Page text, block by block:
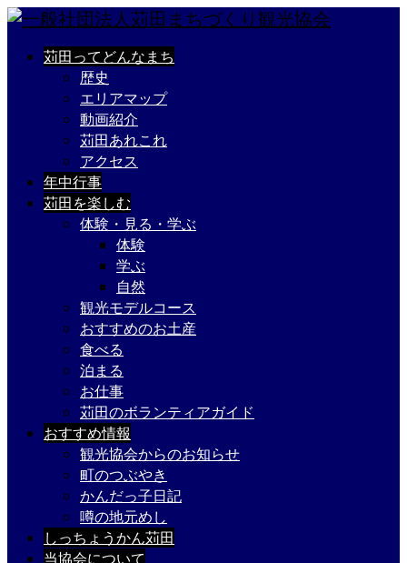
苅田ってどんなまち
歴史
エリアマップ
動画紹介
苅田あれこれ
アクセス
年中行事
苅田を楽しむ
体験・見る・学ぶ
体験
学ぶ
自然
観光モデルコース
おすすめのお土産
食べる
泊まる
お仕事
苅田のボランティアガイド
おすすめ情報
観光協会からのお知らせ
町のつぶやき
かんだっ子日記
噂の地元めし
しっちょうかん苅田
当協会について